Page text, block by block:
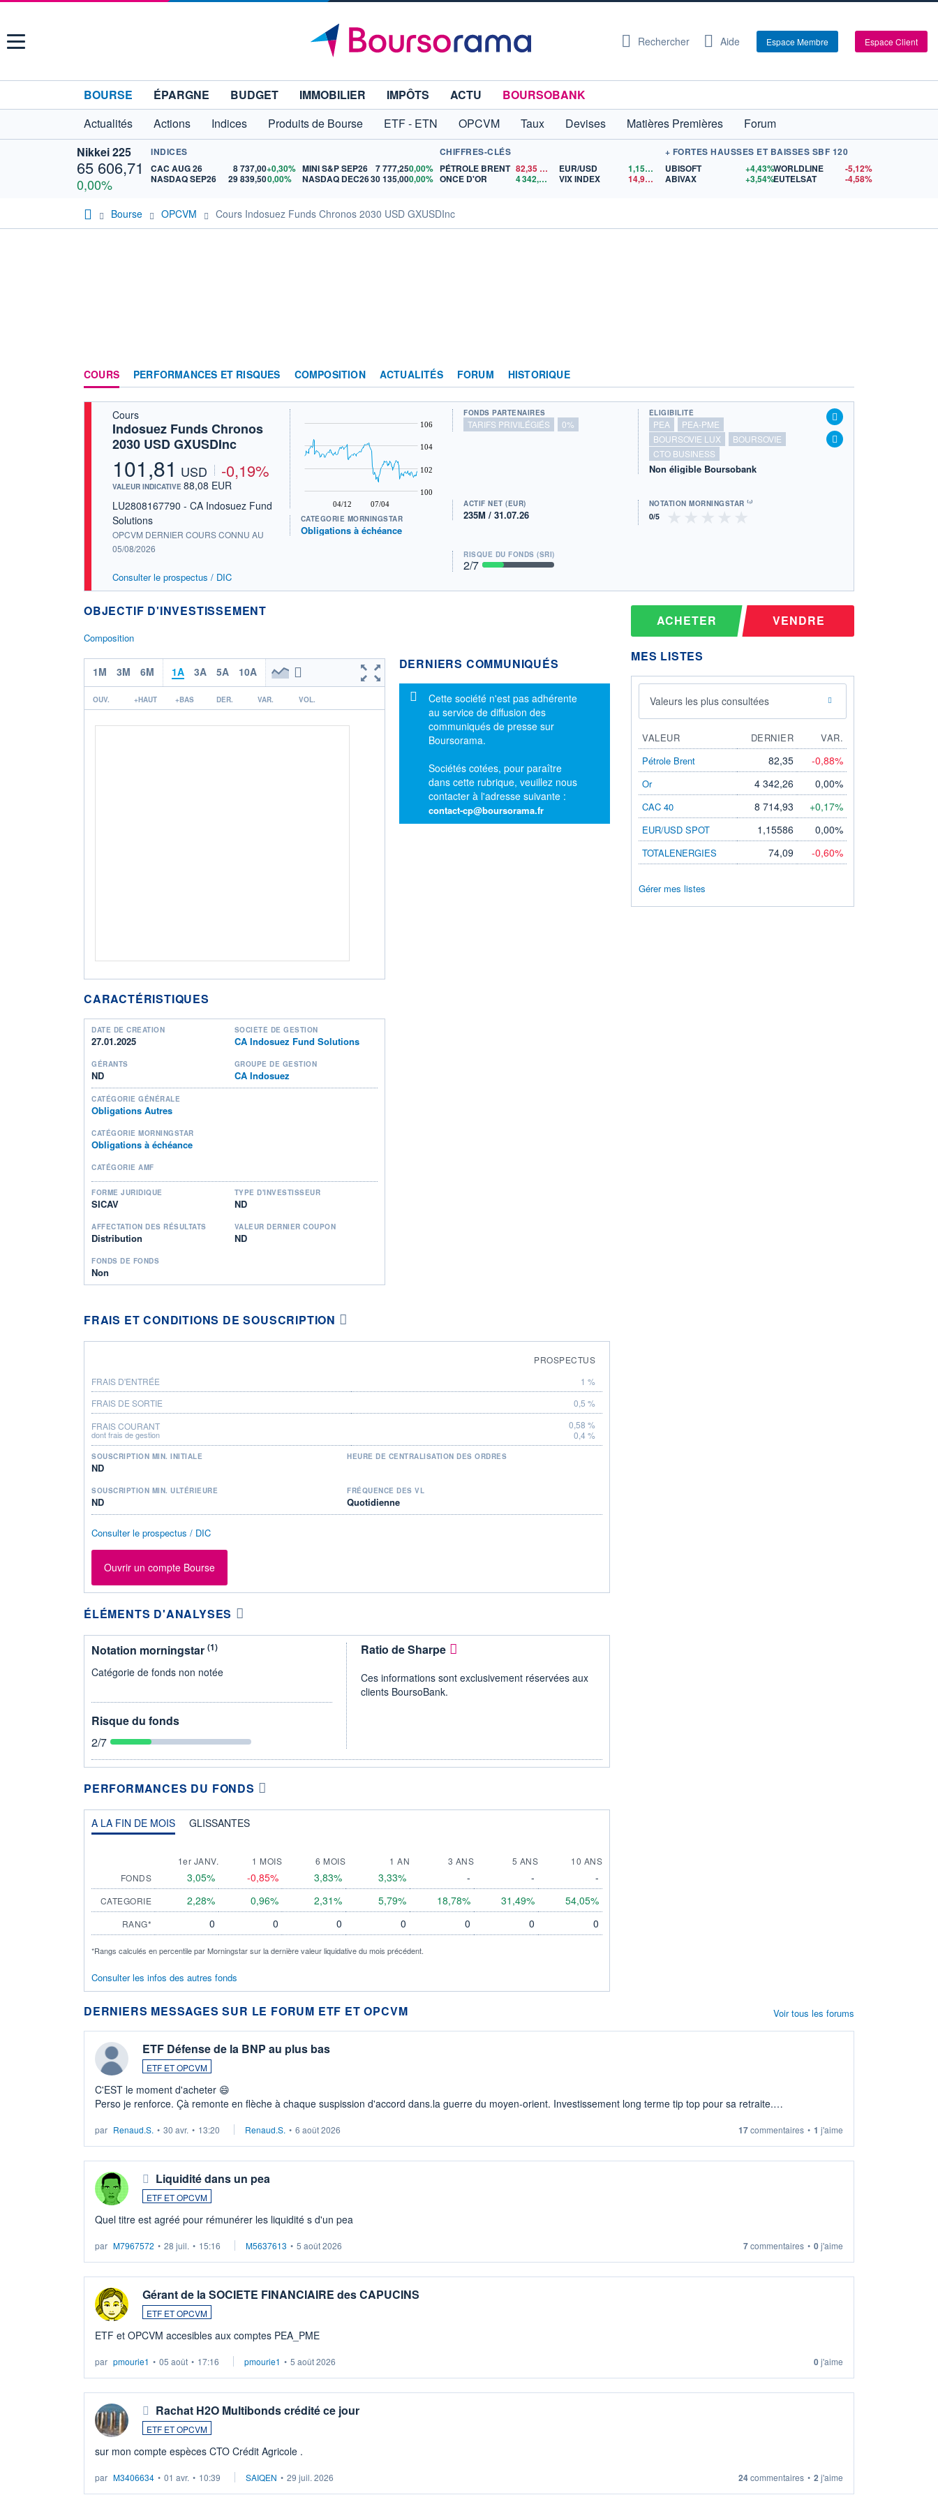
Menu Rechercher Aide Espace Membre Espace Client
BOURSE ÉPARGNE BUDGET IMMOBILIER IMPÔTS ACTU
BOURSOBANK
Actualités
Actions Indices Produits de Bourse ETF - ETN OPCVM Taux Devises Matières Premières
Forum
Nikkei 225
65 606,71
0,00%
INDICES
CAC AUG 26
8 737,00+0,30%
NASDAQ SEP26
29 839,500,00%
MINI S&P SEP26 7 777,250,00%
NASDAQ DEC2630 135,000,00%
CHIFFRES-CLÉS
PÉTROLE BRENT 82,35
ONCE D'OR
4 342,26 $US
EUR/USD 1,1559
$US
VIX INDEX
14,90$US
+ FORTES HAUSSES ET BAISSES SBF 120
UBISOFT
+4,43%
ABIVAX
+3,54%
WORLDLINE
-5,12%
EUTELSAT
-4,58%
Bourse OPCVM Cours Indosuez Funds Chronos 2030 USD GXUSDInc
COURS PERFORMANCES ET RISQUES COMPOSITION ACTUALITÉS FORUM HISTORIQUE
Cours
Indosuez Funds Chronos
2030 USD GXUSDInc
101,81 USD -0,19%
VALEUR INDICATIVE 88,08 EUR
LU2808167790 - CA Indosuez Fund
Solutions
OPCVM DERNIER COURS CONNU AU
05/08/2026
Consulter le prospectus / DIC
04/12 07/04
100
102
104
106
CATÉGORIE MORNINGSTAR
Obligations à échéance
FONDS PARTENAIRES
TARIFS PRIVILÉGIÉS 0%
ÉLIGIBILITÉ
PEA
PEA-PME
BOURSOVIE LUX
BOURSOVIE
CTO BUSINESS
Non éligible Boursobank
ACTIF NET (EUR)
235M / 31.07.26
NOTATION MORNINGSTAR ⁽¹⁾
RISQUE DU FONDS (SRI)
2/7
OBJECTIF D'INVESTISSEMENT
Composition
1M 3M 6M 1A 3A 5A 10A
OUV. +HAUT +BAS DER. VAR. VOL.
CARACTÉRISTIQUES
DATE DE CRÉATION
27.01.2025
SOCIÉTÉ DE GESTION
CA Indosuez Fund Solutions
GÉRANTS
ND
GROUPE DE GESTION
CA Indosuez
CATÉGORIE GÉNÉRALE
Obligations Autres
CATÉGORIE MORNINGSTAR
Obligations à échéance
CATÉGORIE AMF
FORME JURIDIQUE
SICAV
TYPE D'INVESTISSEUR
ND
AFFECTATION DES RÉSULTATS
Distribution
VALEUR DERNIER COUPON
ND
FONDS DE FONDS
Non
DERNIERS COMMUNIQUÉS
Message d'information
Cette société n'est pas adhérente
au service de diffusion des
communiqués de presse sur
Boursorama.
Sociétés cotées, pour paraître
dans cette rubrique, veuillez nous
contacter à l'adresse suivante :
contact-cp@boursorama.fr
FRAIS ET CONDITIONS DE SOUSCRIPTION
PROSPECTUS
FRAIS D'ENTRÉE
1 %
FRAIS DE SORTIE
0,5 %
FRAIS COURANT
dont frais de gestion
0,58 %
0,4 %
SOUSCRIPTION MIN. INITIALE
ND
HEURE DE CENTRALISATION DES ORDRES
SOUSCRIPTION MIN. ULTÉRIEURE
ND
FRÉQUENCE DES VL
Quotidienne
Consulter le prospectus / DIC
Ouvrir un compte Bourse
ÉLÉMENTS D'ANALYSES
Notation morningstar (1)
Catégorie de fonds non notée
Risque du fonds
2/7
Ratio de Sharpe
Ces informations sont exclusivement réservées aux
clients BoursoBank.
PERFORMANCES DU FONDS
A LA FIN DE MOIS GLISSANTES
1er JANV. 1 MOIS 6 MOIS 1 AN 3 ANS 5 ANS
10 ANS
FONDS
3,05% -0,85% 3,83% 3,33% - - -
CATEGORIE 2,28% 0,96% 2,31% 5,79% 18,78% 31,49% 54,05%
RANG* 0 0 0 0 0 0 0
*Rangs calculés en percentile par Morningstar sur la dernière valeur liquidative du mois précédent.
Consulter les infos des autres fonds
ACHETER VENDRE
MES LISTES
Valeurs les plus consultées
VALEUR DERNIER
VAR.
Pétrole Brent
82,35 -0,88%
Or 4 342,26 0,00%
CAC 40 8 714,93 +0,17%
EUR/USD SPOT 1,15586 0,00%
TOTALENERGIES 74,09 -0,60%
Gérer mes listes
DERNIERS MESSAGES SUR LE FORUM ETF ET OPCVM
ETF Défense de la BNP au plus bas
ETF ET OPCVM
C'EST le moment d'acheter 😄​
Perso je renforce. Çà remonte en flèche à chaque suspission d'accord dans.la guerre du moyen-orient. Investissement long terme tip top pour sa retraite.
par Renaud.S. • 30 avr. • 13:20 Renaud.S. • 6 août 2026 17commentaires • 1 j'aime
Liquidité dans un pea
ETF ET OPCVM
Quel titre est agréé pour rémunérer les liquidité s d'un pea
par M7967572 • 28 juil. • 15:16 M5637613 • 5 août 2026 7commentaires • 0j'aime
Gérant de la SOCIETE FINANCIAIRE des CAPUCINS
ETF ET OPCVM
ETF et OPCVM accesibles aux comptes PEA_PME
par pmourie1 • 05 août • 17:16 pmourie1 • 5 août 2026 0j'aime
Rachat H2O Multibonds crédité ce jour
ETF ET OPCVM
sur mon compte espèces CTO Crédit Agricole .
par M3406634 • 01 avr. • 10:39 SAIQEN • 29 juil. 2026 24commentaires • 2 j'aime
Voir tous les forums